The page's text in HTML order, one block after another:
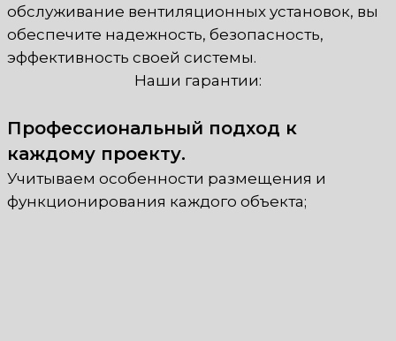
обслуживание вентиляционных установок, вы
обеспечите надежность, безопасность,
эффективность своей системы.
Наши гарантии:
Профессиональный подход к
каждому проекту.
Учитываем особенности размещения и
функционирования каждого объекта;